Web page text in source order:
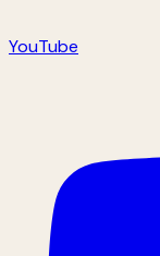
YouTube